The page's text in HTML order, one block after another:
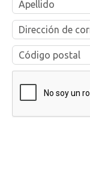
Email
&
Zip